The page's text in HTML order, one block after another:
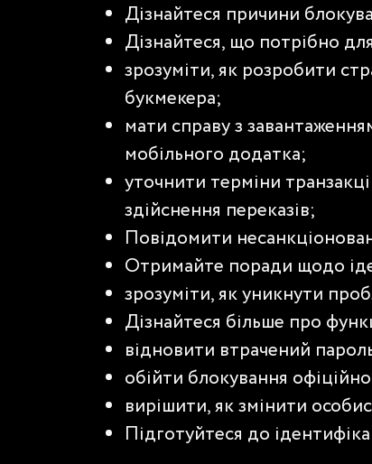
Дізнайтеся причини
Дізнайтеся, що потрібно
зрозуміти, як розробити
букмекера;
мати справу з
мобільного додатка;
уточнити терміни
здійснення переказів;
Повідомити
Отримайте поради щодо
зрозуміти, як уникнути
Дізнайтеся більше про
відновити втрачений
обійти блокування
вирішити, як змінити
Підготуйтеся до